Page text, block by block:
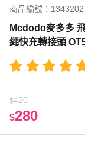
商品編號：
Mcdodo麥多多
繩快充轉接頭
$420
$280